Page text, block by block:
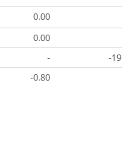
0.00
0.00
- -
-0.80